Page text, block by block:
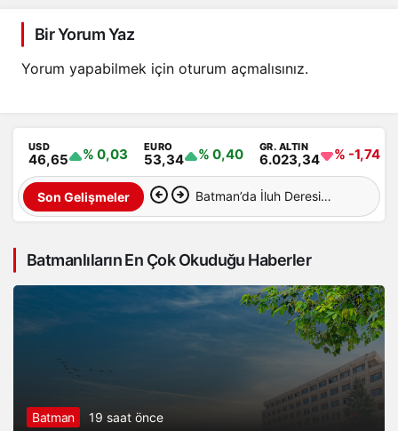
Bir Yorum Yaz
Yorum yapabilmek için oturum açmalısınız.
USD
46,65 % 0,03 EURO
53,34 % 0,40 GR. ALTIN
6.023,34 % -1,74
Son Gelişmeler Batman’da İluh Deresi
hizmete açıldı
Batmanlıların En Çok Okuduğu Haberler
Batman 19 saat önce